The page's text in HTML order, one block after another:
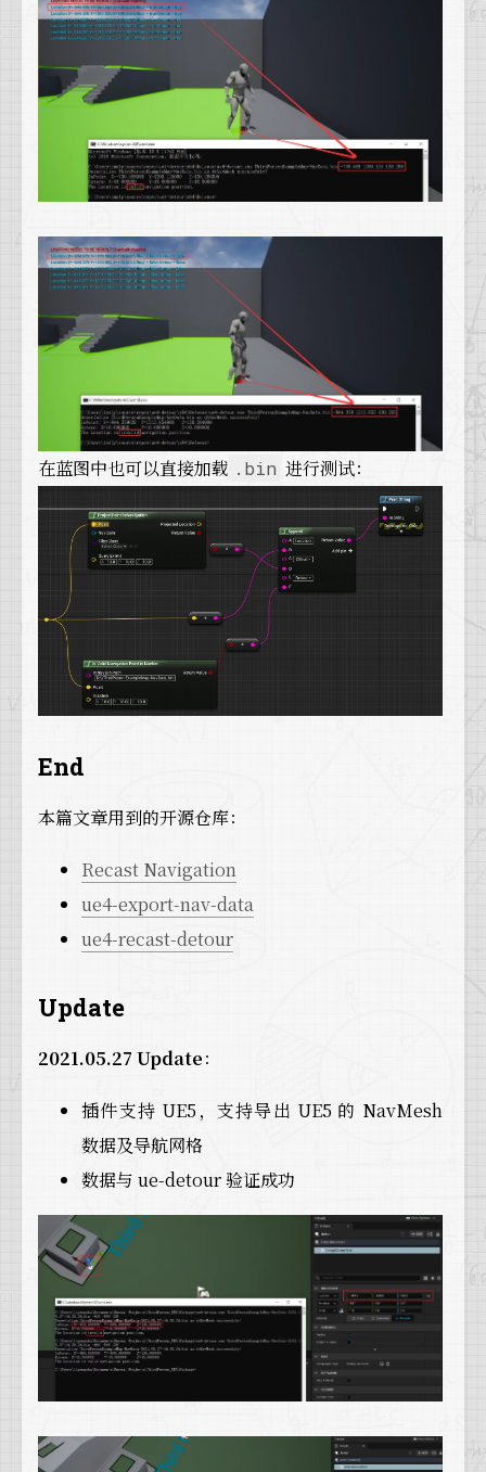
在蓝图中也可以直接加载 .bin 进行测试：
End
本篇文章用到的开源仓库：
Recast Navigation
ue4-export-nav-data
ue4-recast-detour
Update
2021.05.27 Update：
插件支持 UE5，支持导出 UE5 的 NavMesh
数据及导航网格
数据与 ue-detour 验证成功